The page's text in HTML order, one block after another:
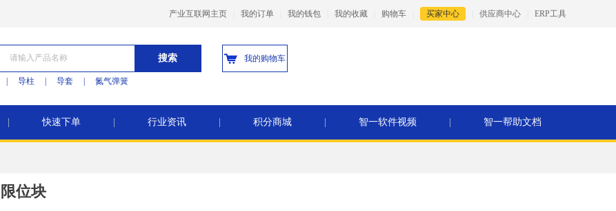
产业互联网主页 我的订单 我的钱包 我的收藏 购物车 买家中心 供应商中心 ERP工具
搜索
导柱 导套 氮气弹簧
我的购物车
快速下单 行业资讯 积分商城 智一软件视频 智一帮助文档
限位块